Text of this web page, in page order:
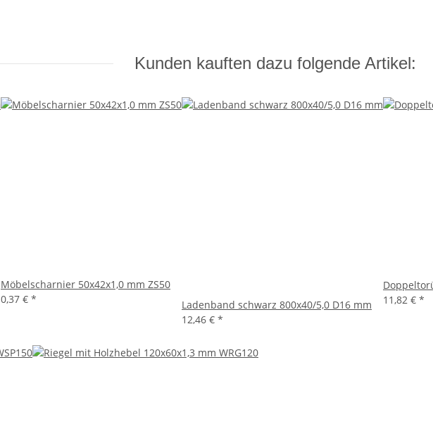
Kunden kauften dazu folgende Artikel:
Möbelscharnier 50x42x1,0 mm ZS50
0,37 € *
Ladenband schwarz 800x40/5,0 D16 mm
12,46 € *
11,82 € *